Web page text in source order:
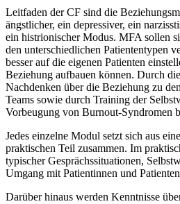
Leitfaden der CF sind die
ängstlicher, ein depressiver, ein
ein histrionischer Modus. MFA sollen
den unterschiedlichen Patiententypen
besser auf die eigenen Patienten
Beziehung aufbauen können. Durch
Nachdenken über die Beziehung zu
Teams sowie durch Training der
Vorbeugung von Burnout-Syndromen
Jedes einzelne Modul setzt sich aus
praktischen Teil zusammen. Im
typischer Gesprächssituationen,
Umgang mit Patientinnen und
Darüber hinaus werden Kenntnisse